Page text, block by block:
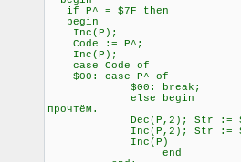
if P^ = $7F then \\
begin
Inc(P); \\
Code := P^;
Inc(P);
case Code of
$00: case P^ of
$00: break; \\ А за
else begin \\ Если за
прочтём.
Dec(P,2); Str := Str
Inc(P,2); Str := Str
Inc(P)
end